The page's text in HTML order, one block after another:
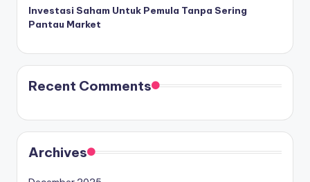
Investasi Saham Untuk Pemula Tanpa Sering
Pantau Market
Recent Comments
Archives